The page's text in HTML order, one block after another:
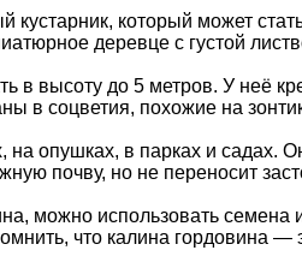
кустарник, который может
деревце с густой
в высоту до 5 метров. У неё
в соцветия, похожие на
на опушках, в парках и
почву, но не переносит
можно использовать
что калина гордовина —